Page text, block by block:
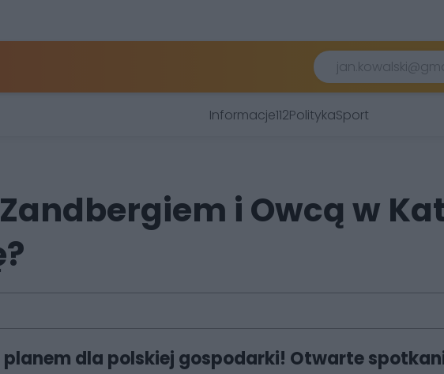
Informacje112PolitykaSport
i Owcą w
planem dla polskiej gospodarki! Otwarte